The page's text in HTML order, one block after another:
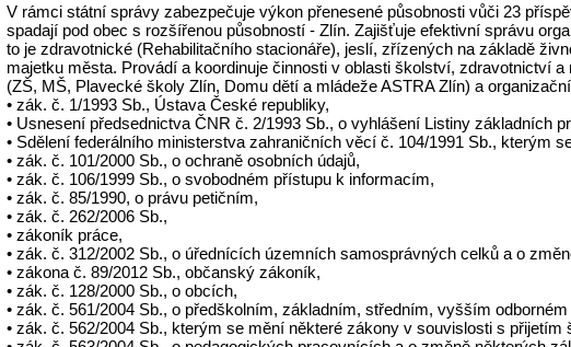
V rámci státní správy zabezpečuje výkon přenesené působnosti vůči 23
spadají pod obec s rozšířenou působností - Zlín. Zajišťuje efektivní správu
to je zdravotnické (Rehabilitačního stacionáře), jeslí, zřízených na základě
majetku města. Provádí a koordinuje činnosti v oblasti školství, zdravotnictví
(ZŠ, MŠ, Plavecké školy Zlín, Domu dětí a mládeže ASTRA Zlín) a
• zák. č. 1/1993 Sb., Ústava České republiky,
• Usnesení předsednictva ČNR č. 2/1993 Sb., o vyhlášení Listiny základních
• Sdělení federálního ministerstva zahraničních věcí č. 104/1991 Sb., kterým
• zák. č. 101/2000 Sb., o ochraně osobních údajů,
• zák. č. 106/1999 Sb., o svobodném přístupu k informacím,
• zák. č. 85/1990, o právu petičním,
• zák. č. 262/2006 Sb.,
• zákoník práce,
• zák. č. 312/2002 Sb., o úřednících územních samosprávných celků a o
• zákona č. 89/2012 Sb., občanský zákoník,
• zák. č. 128/2000 Sb., o obcích,
• zák. č. 561/2004 Sb., o předškolním, základním, středním, vyšším
• zák. č. 562/2004 Sb., kterým se mění některé zákony v souvislosti s přijetím